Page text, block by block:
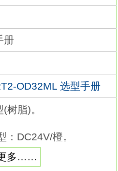
册
OD32ML 选型手册
树脂)。
：DC24V/橙。
定/电磁释放。
关＋锁定监控开关)：6
多……